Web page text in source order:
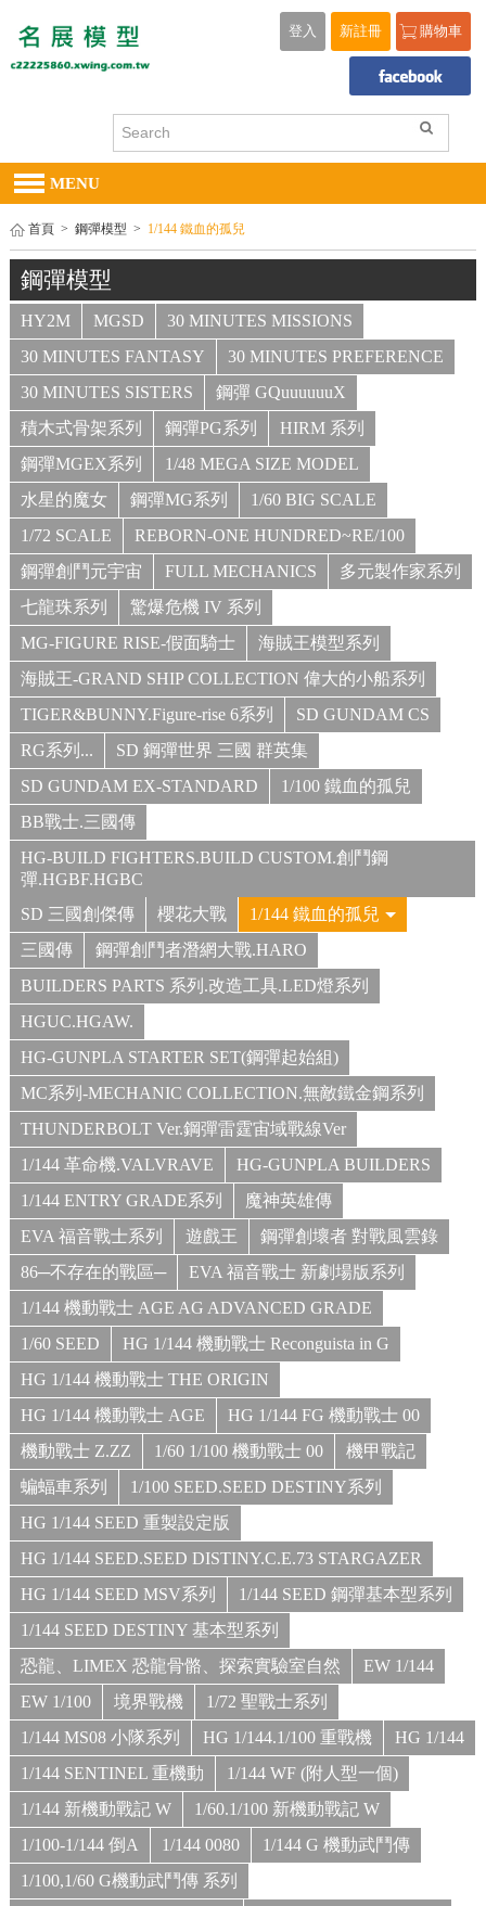
購物車
新註冊
登入
MENU
首頁 > 鋼彈模型 > 1/144 鐵血的孤兒
鋼彈模型
HY2M MGSD
30 MINUTES MISSIONS
30 MINUTES FANTASY
30 MINUTES PREFERENCE
30 MINUTES SISTERS
鋼彈 GQuuuuuuX
積木式骨架系列
鋼彈PG系列
HIRM 系列
鋼彈MGEX系列
1/48 MEGA SIZE MODEL
水星的魔女
鋼彈MG系列
1/60 BIG SCALE
1/72 SCALE
REBORN-ONE HUNDRED~RE/100
鋼彈創鬥元宇宙
FULL MECHANICS
多元製作家系列
七龍珠系列
驚爆危機 IV 系列
MG-FIGURE RISE-假面騎士
海賊王模型系列
海賊王-GRAND SHIP COLLECTION 偉大的小船系列
TIGER&BUNNY.Figure-rise 6系列
SD GUNDAM CS
RG系列...
SD 鋼彈世界 三國 群英集
SD GUNDAM EX-STANDARD
1/100 鐵血的孤兒
BB戰士.三國傳
HG-BUILD FIGHTERS.BUILD CUSTOM.創鬥鋼
彈.HGBF.HGBC
SD 三國創傑傳
櫻花大戰
1/144 鐵血的孤兒
三國傳
鋼彈創鬥者潛網大戰.HARO
BUILDERS PARTS 系列.改造工具.LED燈系列
HGUC.HGAW.
HG-GUNPLA STARTER SET(鋼彈起始組)
MC系列-MECHANIC COLLECTION.無敵鐵金鋼系列
THUNDERBOLT Ver.鋼彈雷霆宙域戰線Ver
1/144 革命機.VALVRAVE
HG-GUNPLA BUILDERS
1/144 ENTRY GRADE系列
魔神英雄傳
EVA 福音戰士系列
遊戲王
鋼彈創壞者 對戰風雲錄
86─不存在的戰區─
EVA 福音戰士 新劇場版系列
1/144 機動戰士 AGE AG ADVANCED GRADE
1/60 SEED
HG 1/144 機動戰士 Reconguista in G
HG 1/144 機動戰士 THE ORIGIN
HG 1/144 機動戰士 AGE
HG 1/144 FG 機動戰士 00
機動戰士 Z.ZZ
1/60 1/100 機動戰士 00
機甲戰記
蝙蝠車系列
1/100 SEED.SEED DESTINY系列
HG 1/144 SEED 重製設定版
HG 1/144 SEED.SEED DISTINY.C.E.73 STARGAZER
HG 1/144 SEED MSV系列
1/144 SEED 鋼彈基本型系列
1/144 SEED DESTINY 基本型系列
恐龍、LIMEX 恐龍骨骼、探索實驗室自然
EW 1/144
EW 1/100
境界戰機
1/72 聖戰士系列
1/144 MS08 小隊系列
HG 1/144.1/100 重戰機
HG 1/144
1/144 SENTINEL 重機動
1/144 WF (附人型一個)
1/144 新機動戰記 W
1/60.1/100 新機動戰記 W
1/100-1/144 倒A
1/144 0080
1/144 G 機動武鬥傳
1/100,1/60 G機動武鬥傳 系列